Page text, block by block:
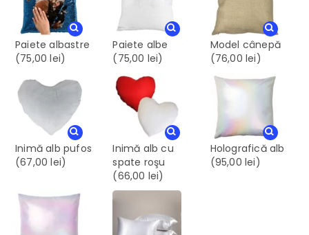
Paiete albastre
(75,00 lei)
Paiete albe
(75,00 lei)
Model cânepă
(76,00 lei)
Inimă alb pufos
(67,00 lei)
Inimă alb cu
spate roşu
(66,00 lei)
Holografică alb
(95,00 lei)